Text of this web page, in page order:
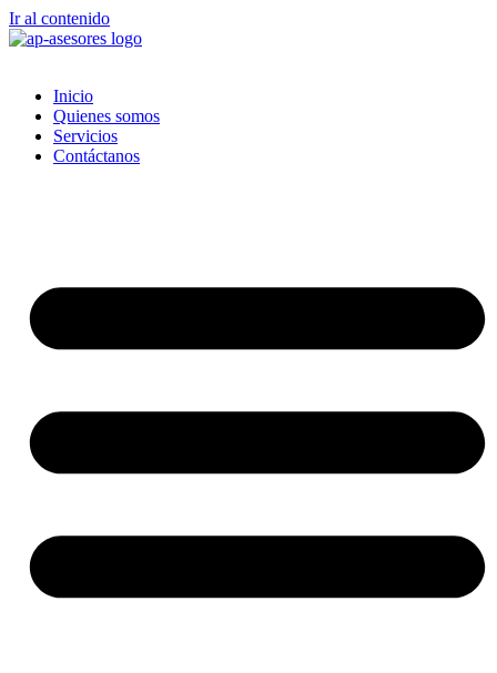
Ir al contenido
Inicio
Quienes somos
Servicios
Contáctanos